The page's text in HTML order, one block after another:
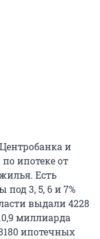
и
ипотеке от
Есть
3, 5, 6 и 7%
выдали 4228
миллиарда
ипотечных